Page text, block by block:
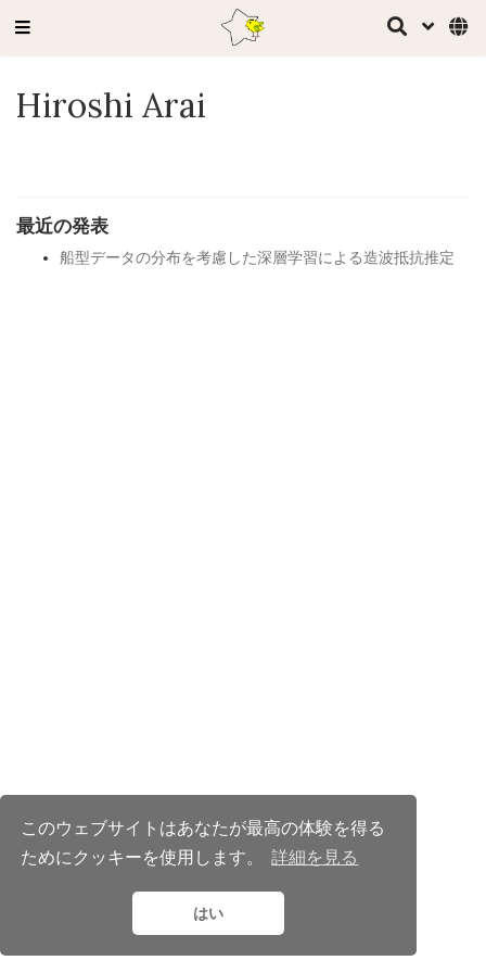
このウェブサイトはあなたが最高の体験を得る
ためにクッキーを使用します。
詳細を見る
はい
Hiroshi Arai
最近の発表
船型データの分布を考慮した深層学習による造波抵抗推定
CC BY NC ND 4.0